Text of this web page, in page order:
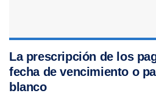
La prescripción de los
fecha de vencimiento o
blanco